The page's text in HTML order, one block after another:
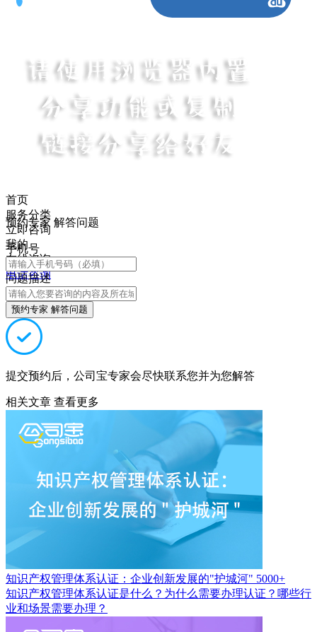
首页
服务分类
立即咨询
我的
在线咨询
电话咨询
预约专家 解答问题
手机号
问题描述
预约专家 解答问题
提交预约后，公司宝专家会尽快联系您并为您解答
相关文章 查看更多
知识产权管理体系认证：企业创新发展的"护城河" 5000+
知识产权管理体系认证是什么？为什么需要办理认证？哪些行
业和场景需要办理？